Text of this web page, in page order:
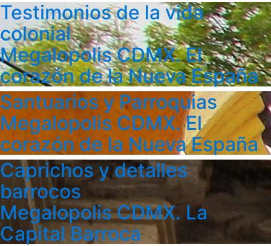
Testimonios de la vida
colonial
Megalopolis CDMX. El
corazón de la Nueva España
Santuarios y Parroquias
Megalopolis CDMX. El
corazón de la Nueva España
Caprichos y detalles
barrocos
Megalopolis CDMX. La
Capital Barroca